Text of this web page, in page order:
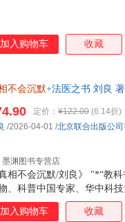
加入购物车 收藏
不会沉默+法医之书 刘良
真相不会沉默/刘良》 "*“教
、科普中国专家、华中科
重磅作品！*每个人都需要
”、“美白神药”汞中毒……本
定价： ¥122.00 (6.14折)
墨渊图书专营店
/2026-04-01 /北京联合出版公
加入购物车 收藏